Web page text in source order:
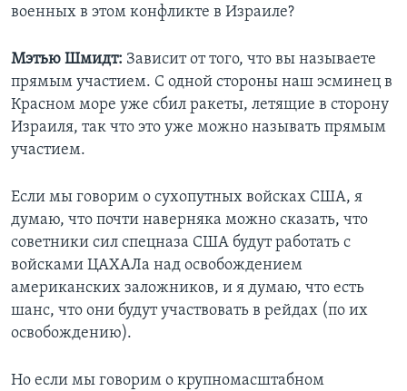
военных в этом конфликте в Израиле?
Мэтью Шмидт: Зависит от того, что вы называете
прямым участием. С одной стороны наш эсминец в
Красном море уже сбил ракеты, летящие в сторону
Израиля, так что это уже можно называть прямым
участием.
Если мы говорим о сухопутных войсках США, я
думаю, что почти наверняка можно сказать, что
советники сил спецназа США будут работать с
войсками ЦАХАЛа над освобождением
американских заложников, и я думаю, что есть
шанс, что они будут участвовать в рейдах (по их
освобождению).
Но если мы говорим о крупномасштабном